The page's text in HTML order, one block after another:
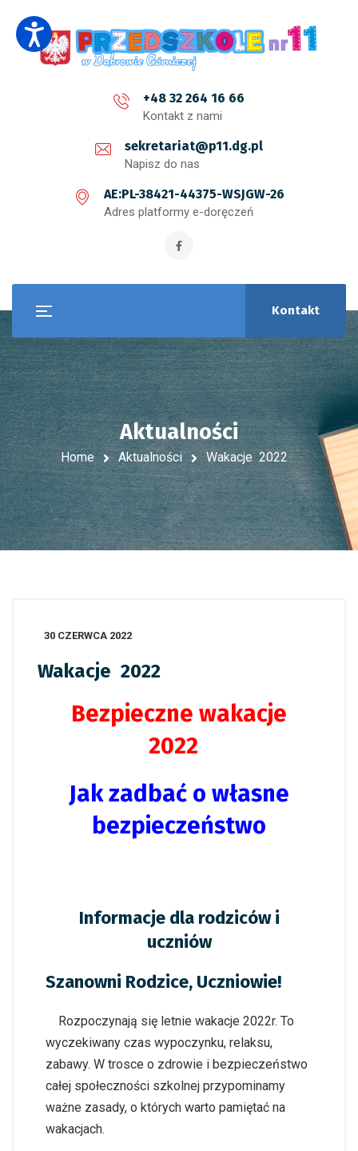
+48 32 264 16 66
Kontakt z nami
sekretariat@p11.dg.pl
Napisz do nas
AE:PL-38421-44375-WSJGW-26
Adres platformy e-doręczeń
Kontakt
Aktualności
Home Aktualności Wakacje 2022
30 CZERWCA 2022
Wakacje 2022
Bezpieczne wakacje
2022
Jak zadbać o własne
bezpieczeństwo
Informacje dla rodziców i
uczniów
Szanowni Rodzice, Uczniowie!
Rozpoczynają się letnie wakacje 2022r. To
wyczekiwany czas wypoczynku, relaksu,
zabawy. W trosce o zdrowie i bezpieczeństwo
całej społeczności szkolnej przypominamy
ważne zasady, o których warto pamiętać na
wakacjach.